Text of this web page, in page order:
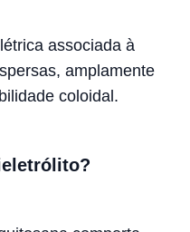
associada à
amplamente
coloidal.